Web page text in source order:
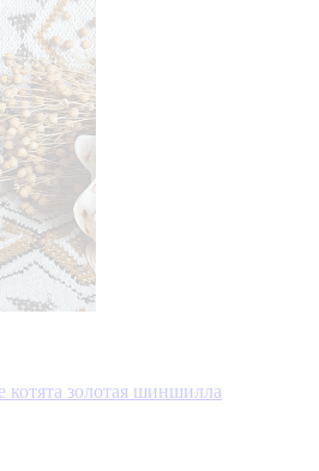
золотая шиншилла